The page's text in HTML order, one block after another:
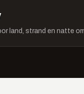
land, strand en natte